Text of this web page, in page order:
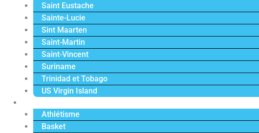
Saint Eustache
Sainte-Lucie
Sint Maarten
Saint-Martin
Saint-Vincent
Suriname
Trinidad et Tobago
US Virgin Island
Athlétisme
Basket